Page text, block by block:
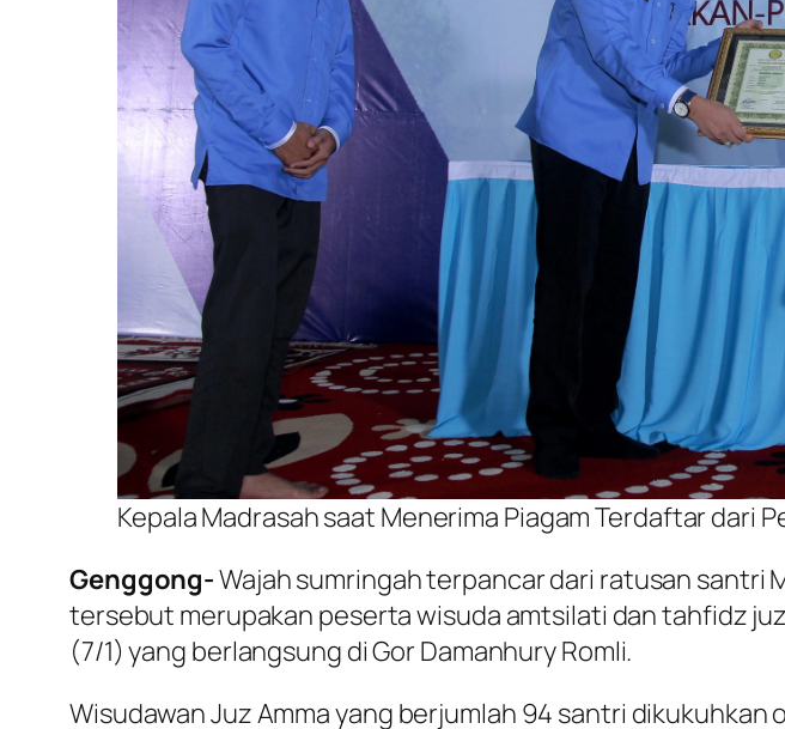
Kepala Madrasah saat Menerima Piagam Terdaftar dari
Genggong-Wajah sumringah terpancar dari ratusan santri
tersebut merupakan peserta wisuda amtsilati dan tahfidz
(7/1) yang berlangsung di Gor Damanhury Romli.
Wisudawan Juz Amma yang berjumlah 94 santri